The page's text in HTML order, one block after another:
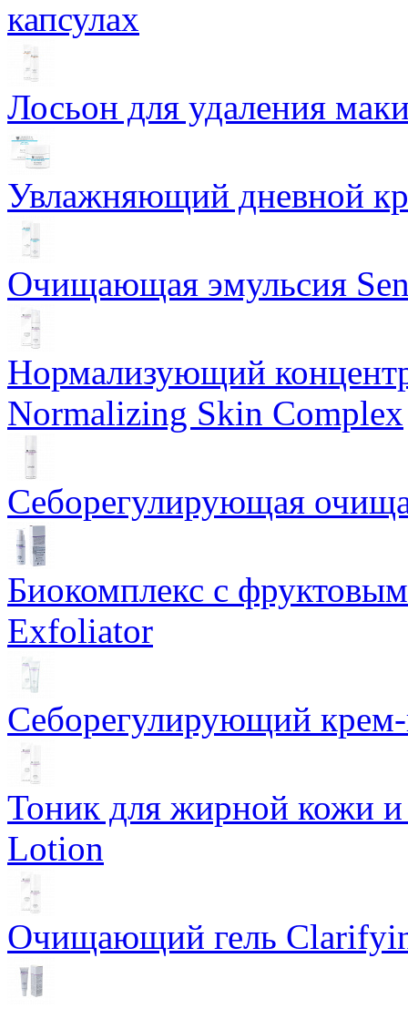
капсулах
Лосьон для удаления
Увлажняющий дневной
Очищающая эмульсия
Нормализующий
Normalizing Skin Complex
Себорегулирующая
Биокомплекс с
Exfoliator
Себорегулирующий
Тоник для жирной кожи
Lotion
Очищающий гель